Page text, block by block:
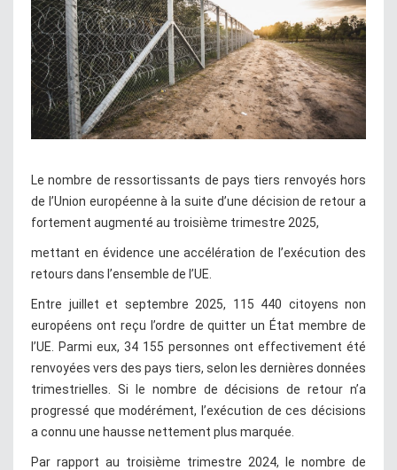
Le nombre de ressortissants de pays tiers renvoyés hors
de l’Union européenne à la suite d’une décision de retour a
fortement augmenté au troisième trimestre 2025,
mettant en évidence une accélération de l’exécution des
retours dans l’ensemble de l’UE.
Entre juillet et septembre 2025, 115 440 citoyens non
européens ont reçu l’ordre de quitter un État membre de
l’UE. Parmi eux, 34 155 personnes ont effectivement été
renvoyées vers des pays tiers, selon les dernières données
trimestrielles. Si le nombre de décisions de retour n’a
progressé que modérément, l’exécution de ces décisions
a connu une hausse nettement plus marquée.
Par rapport au troisième trimestre 2024, le nombre de